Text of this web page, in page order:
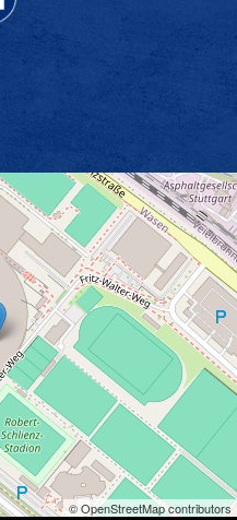
© OpenStreetMap contributors